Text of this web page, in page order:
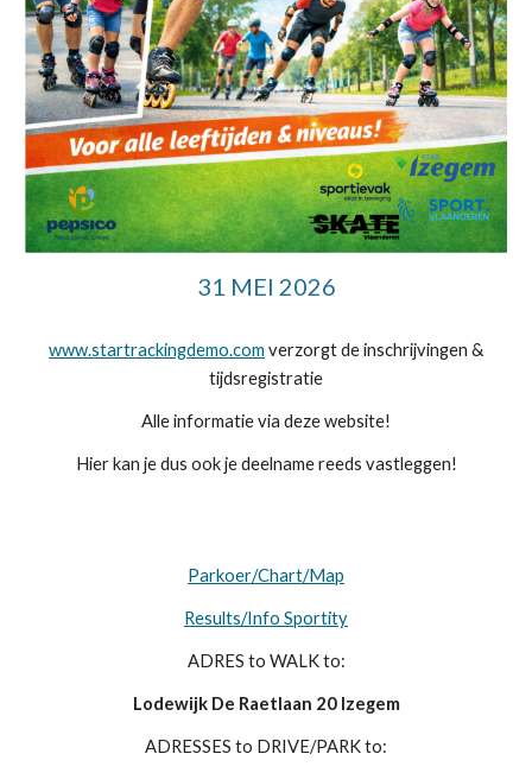
31 MEI 2026
www.startrackingdemo.com verzorgt de inschrijvingen &
tijdsregistratie
Alle informatie via deze website!
Hier kan je dus ook je deelname reeds vastleggen!
Parkoer/Chart/Map
Results/Info Sportity
ADRES to WALK to:
Lodewijk De Raetlaan 20 Izegem
ADRESSES to DRIVE/PARK to: